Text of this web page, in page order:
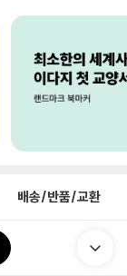
배송/반품/교환